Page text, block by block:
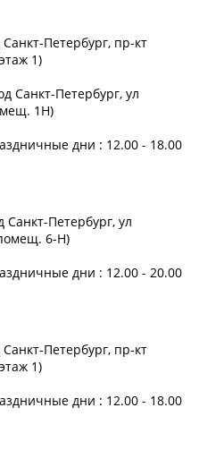
Петербург, пр-кт
1)
Санкт-Петербург, ул
1Н)
дни : 12.00 - 18.00
Петербург, ул
6-Н)
дни : 12.00 - 20.00
Петербург, пр-кт
1)
дни : 12.00 - 18.00